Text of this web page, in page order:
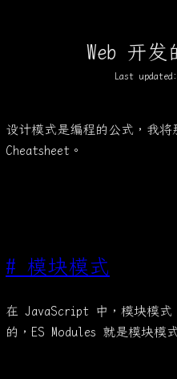
Web 开
Last updated:
设计模式是编程的公式，我
Cheatsheet。
# 模块模式
在 JavaScript 中，模块模式
的，ES Modules 就是模块模